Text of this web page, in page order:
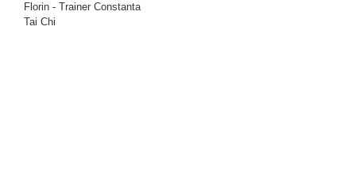
Florin - Trainer Constanta
Tai Chi